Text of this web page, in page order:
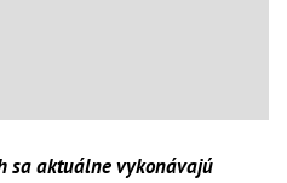
sa aktuálne vykonávajú